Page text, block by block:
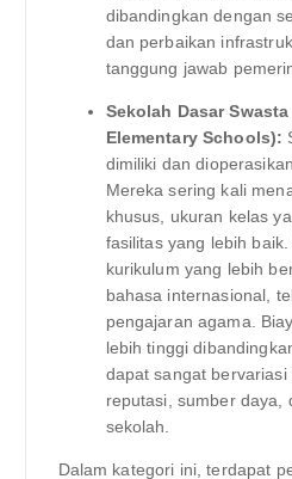
dibandingkan dengan
dan perbaikan
tanggung jawab
Sekolah Dasar
Elementary Schools):
dimiliki dan
Mereka sering kali
khusus, ukuran kelas
fasilitas yang lebih
kurikulum yang lebih
bahasa internasional,
pengajaran agama.
lebih tinggi
dapat sangat
reputasi, sumber daya,
sekolah.
Dalam kategori ini, terdapat